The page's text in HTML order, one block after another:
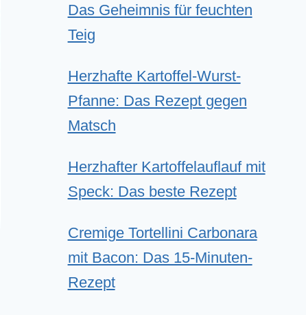
Das Geheimnis für feuchten
Teig
Herzhafte Kartoffel-Wurst-
Pfanne: Das Rezept gegen
Matsch
Herzhafter Kartoffelauflauf mit
Speck: Das beste Rezept
Cremige Tortellini Carbonara
mit Bacon: Das 15-Minuten-
Rezept